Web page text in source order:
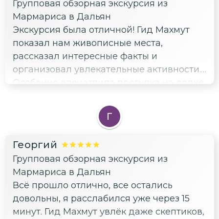
иллюстрацию. Экскурсия подарила
много ярких впечатлений и вдохновения.
Всем, кто хочет насладиться красотами
природы и узнать что-то новое,
однозначно рекомендую!
Групповая обзорная экскурсия из
Мармариса в Дальян
Экскурсия была отличной! Гид Махмут
показал нам живописные места,
рассказал интересные факты и
организовал увлекательные активности.
Особенно впечатлила прогулка на лодке
Изтузу, где можно было увидеть черепах
пляже не было одноразового пластика, а
участникам экскурсии предлагали взять
с собой полотенце, чтобы не
использовать дополнительные ресурсы.
Это очень радует и вдохновляет на более
экологичное поведение. Рекомендую эту
Г
Георгий
Групповая обзорная экскурсия из
Мармариса в Дальян
Всё прошло отлично, все остались
довольны, я расслабился уже через 15
минут. Гид Махмут увлёк даже скептиков,